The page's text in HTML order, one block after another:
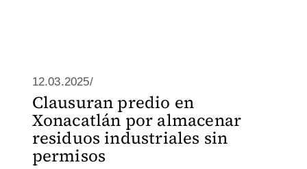
12.03.2025/
Clausuran predio en
Xonacatlán por almacenar
residuos industriales sin
permisos